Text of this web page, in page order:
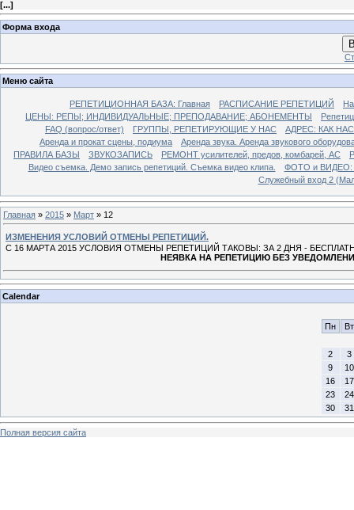
[...]
Форма входа
Меню сайта
РЕПЕТИЦИОННАЯ БАЗА: Главная РАСПИСАНИЕ РЕПЕТИЦИЙ
ЦЕНЫ: РЕПЫ; ИНДИВИДУАЛЬНЫЕ; ПРЕПОДАВАНИЕ; АБОНЕМЕНТЫ
FAQ (вопрос/ответ)
ГРУППЫ, РЕПЕТИРУЮЩИЕ У НАС
АДРЕС: КАК
Аренда и прокат сцены, подиума
Аренда звука. Аренда звукового
ПРАВИЛА БАЗЫ
ЗВУКОЗАПИСЬ РЕМОНТ усилителей, предов, комбарей, АС
Видео съемка. Демо запись репетиций. Съемка видео клипа.
ФОТО и ВИДЕО:
Служебный вход 2
Главная » 2015 » Март » 12
ИЗМЕНЕНИЯ УСЛОВИЙ ОТМЕНЫ РЕПЕТИЦИЙ.
С 16 МАРТА 2015 УСЛОВИЯ ОТМЕНЫ РЕПЕТИЦИЙ ТАКОВЫ: ЗА 2 ДНЯ -
НЕЯВКА НА РЕПЕТИЦИЮ БЕЗ
Calendar
Пн Вт
2
3
9
10
16
17
23
24
30
31
Полная версия сайта